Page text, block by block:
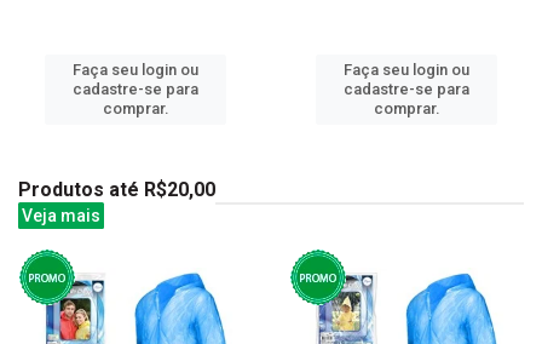
Faça seu login ou
cadastre-se para
comprar.
Faça seu login ou
cadastre-se para
comprar.
Produtos até R$20,00
Veja mais